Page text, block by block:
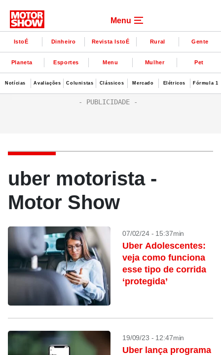
Menu
IstoÉ Dinheiro Revista IstoÉ Rural Gente
Planeta Esportes Menu Mulher Pet
Notícias Avaliações Colunistas Clássicos Mercado Elétricos Fórmula 1
uber motorista -
Motor Show
07/02/24 - 15:37min
Uber Adolescentes:
veja como funciona
esse tipo de corrida
‘protegida’
19/09/23 - 12:47min
Uber lança programa